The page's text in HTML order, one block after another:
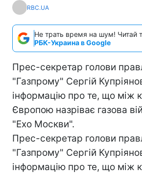
RBC.UA
Не трать время на шум! Читай
РБК-Украина в Google
Прес-секретар голови
"Газпрому" Сергій
інформацію про те, що між
Європою назріває газова
"Ехо Москви".
Прес-секретар голови
"Газпрому" Сергій
інформацію про те, що між